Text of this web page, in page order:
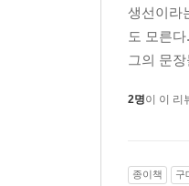
생선이라
도 모른
그의 문
2명이 이 리
종이책 구